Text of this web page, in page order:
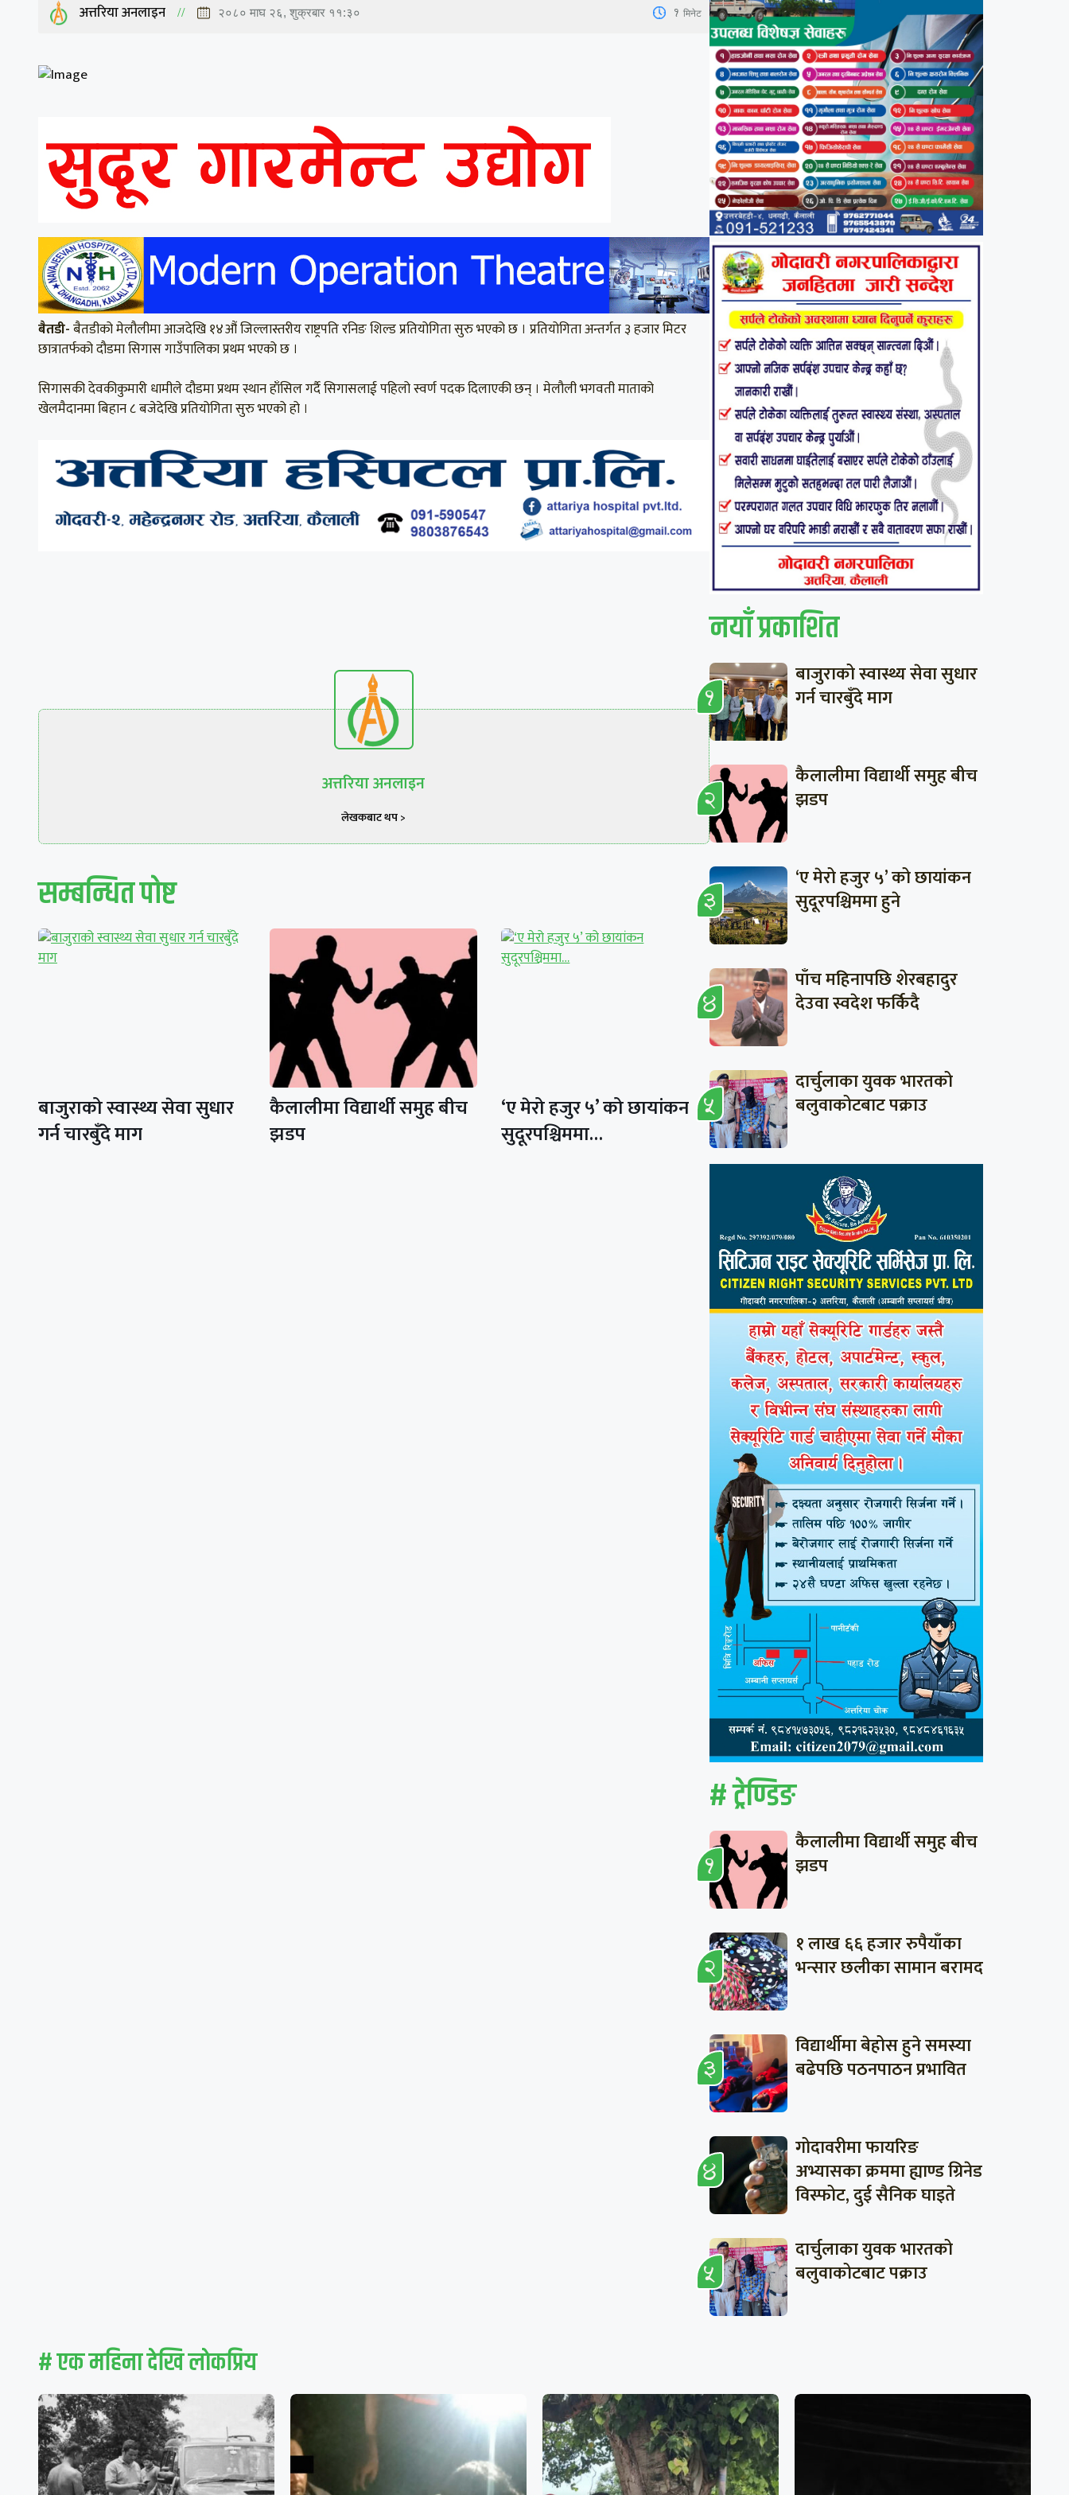
अत्तरिया अनलाइन २०८० माघ २६, शुक्रबार ११:३० 1 मिनेट
बैतडी-बैतडीको मेलौलीमा आजदेखि १४औं जिल्लास्तरीय राष्ट्रपति रनिङ शिल्ड प्रतियोगिता सुरु भएको छ । प्रतियोगिता अन्तर्गत ३ हजार मिटर
छात्रातर्फको दौडमा सिगास गाउँपालिका प्रथम भएको छ ।
सिगासकी देवकीकुमारी धामीले दौडमा प्रथम स्थान हाँसिल गर्दै सिगासलाई पहिलो स्वर्ण पदक दिलाएकी छन् । मेलौली भगवती माताको
खेलमैदानमा बिहान ८ बजेदेखि प्रतियोगिता सुरु भएको हो ।
अत्तरिया अनलाइन
लेखकबाट थप >
सम्बन्धित पाेष्ट
बाजुराको स्वास्थ्य सेवा सुधार
गर्न चारबुँदे माग
कैलालीमा विद्यार्थी समुह बीच
झडप
‘ए मेरो हजुर ५’ को छायांकन
सुदूरपश्चिममा…
नयाँ प्रकाशित
बाजुराको स्वास्थ्य सेवा सुधार
गर्न चारबुँदे माग
कैलालीमा विद्यार्थी समुह बीच
झडप
‘ए मेरो हजुर ५’ को छायांकन
सुदूरपश्चिममा हुने
पाँच महिनापछि शेरबहादुर
देउवा स्वदेश फर्किदै
दार्चुलाका युवक भारतको
बलुवाकोटबाट पक्राउ
# ट्रेण्डिङ
कैलालीमा विद्यार्थी समुह बीच
झडप
१ लाख ६६ हजार रुपैयाँका
भन्सार छलीका सामान बरामद
विद्यार्थीमा बेहोस हुने समस्या
बढेपछि पठनपाठन प्रभावित
गोदावरीमा फायरिङ
अभ्यासका क्रममा ह्याण्ड ग्रिनेड
विस्फोट, दुई सैनिक घाइते
दार्चुलाका युवक भारतको
बलुवाकोटबाट पक्राउ
# एक महिना देखि लाेकप्रिय